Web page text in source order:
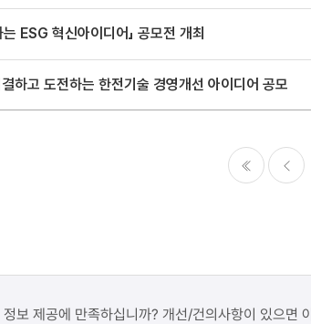
는 ESG 혁신아이디어」 공모전 개최
하고 도전하는 한전기술 경영개선 아이디어 공모
보 제공에 만족하십니까? 개선/건의사항이 있으면